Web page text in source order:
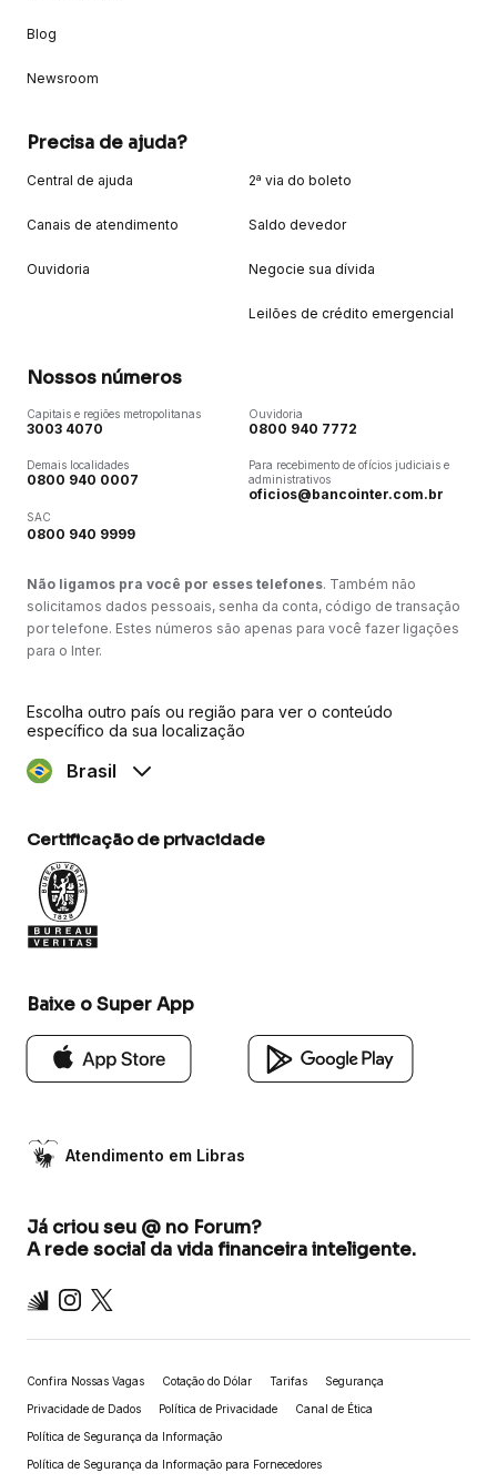
Blog
Newsroom
Precisa de ajuda?
Central de ajuda
Canais de atendimento
Ouvidoria
2ª via do boleto
Saldo devedor
Negocie sua dívida
Leilões de crédito emergencial
Nossos números
Capitais e regiões metropolitanas
3003 4070
Demais localidades
0800 940 0007
SAC
0800 940 9999
Ouvidoria
0800 940 7772
Para recebimento de ofícios judiciais e
administrativos
oficios@bancointer.com.br
Não ligamos pra você por esses telefones. Também não
solicitamos dados pessoais, senha da conta, código de transação
por telefone. Estes números são apenas para você fazer ligações
para o Inter.
Escolha outro país ou região para ver o conteúdo
específico da sua localização
Brasil
Certificação de privacidade
Baixe o Super App
Atendimento em Libras
Já criou seu @ no Forum?
A rede social da vida financeira inteligente.
Inter Instagram
X
Confira Nossas Vagas Cotação do Dólar Tarifas Segurança
Privacidade de Dados Política de Privacidade Canal de Ética
Política de Segurança da Informação
Política de Segurança da Informação para Fornecedores